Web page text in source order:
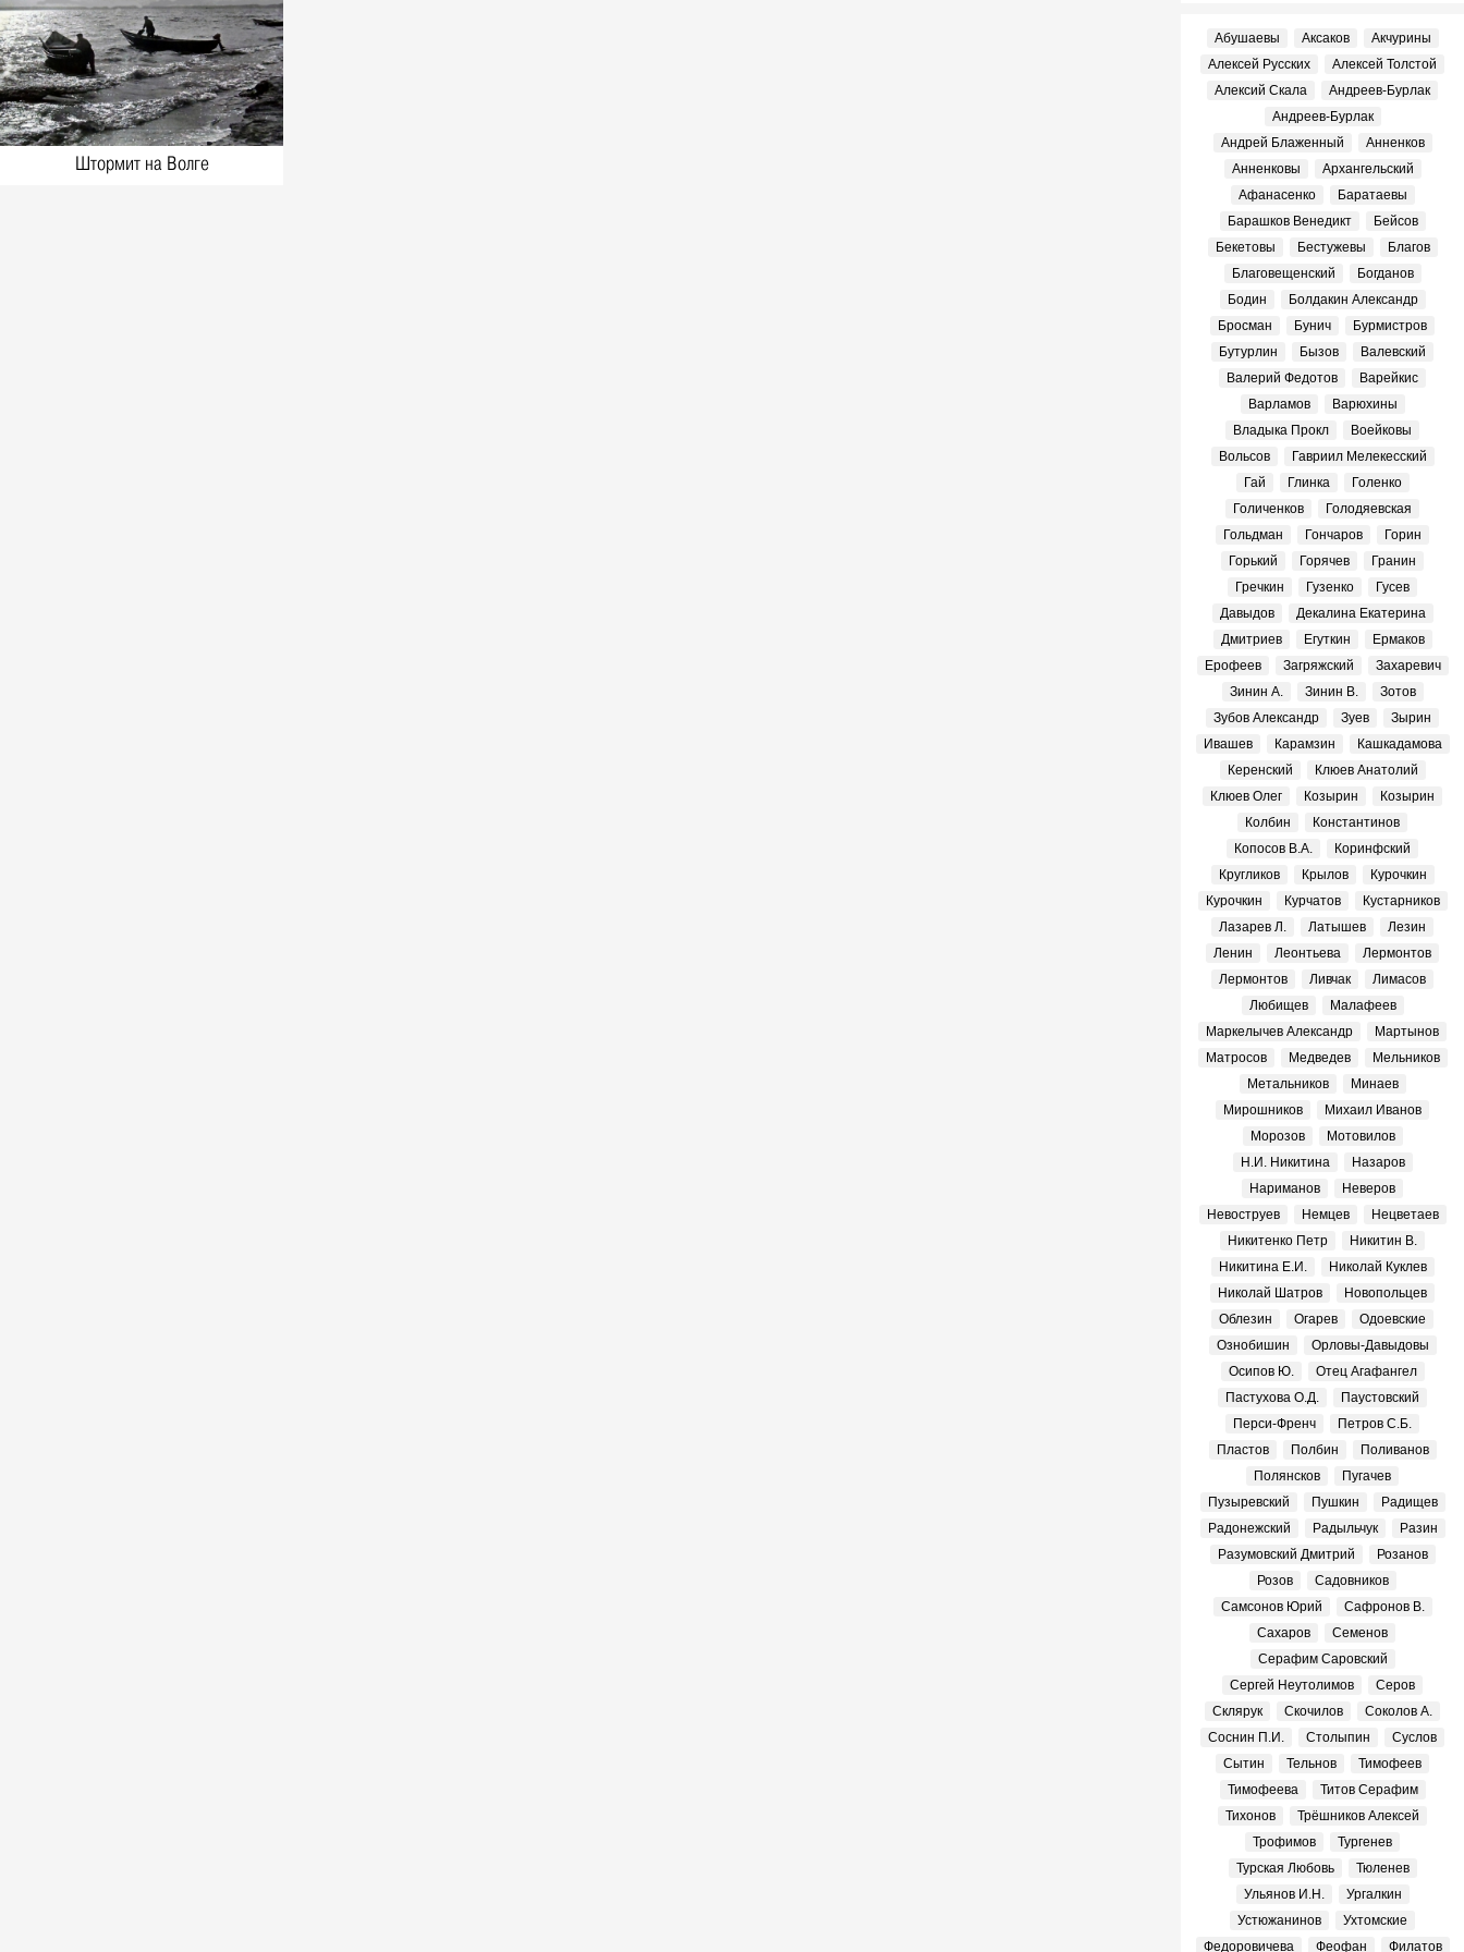
Фото, 8 Августа 1968
Каркас Ленинского мемориала,
конец 1960-х гг.
Фото, 8 Августа 1968
Ленинский мемориал и гостиница
"Венец", 1970-е
Штормит на Волге
Абушаевы Аксаков
Акчурины
Алексей Русских
Алексей Толстой
Алексий Скала
Андреев-Бурлак
Андреев-Бурлак
Андрей Блаженный
Анненков
Анненковы
Архангельский
Афанасенко
Баратаевы
Барашков Венедикт
Бейсов
Бекетовы
Бестужевы
Благов
Благовещенский
Богданов
Бодин
Болдакин Александр
Бросман
Бунич
Бурмистров
Бутурлин
Бызов
Валевский
Валерий Федотов
Варейкис
Варламов
Варюхины
Владыка Прокл
Воейковы
Вольсов
Гавриил Мелекесский
Гай
Глинка
Голенко
Голиченков
Голодяевская
Гольдман
Гончаров
Горин
Горький
Горячев
Гранин
Гречкин
Гузенко
Гусев
Давыдов
Декалина Екатерина
Дмитриев
Егуткин
Ермаков
Ерофеев
Загряжский
Захаревич
Зинин А.
Зинин В.
Зотов
Зубов Александр
Зуев
Зырин
Ивашев
Карамзин
Кашкадамова
Керенский
Клюев Анатолий
Клюев Олег
Козырин
Козырин
Колбин
Константинов
Копосов В.А.
Коринфский
Кругликов
Крылов
Курочкин
Курочкин
Курчатов
Кустарников
Лазарев Л.
Латышев
Лезин
Ленин
Леонтьева
Лермонтов
Лермонтов
Ливчак
Лимасов
Любищев
Малафеев
Маркелычев Александр
Мартынов
Матросов
Медведев
Мельников
Метальников
Минаев
Мирошников
Михаил Иванов
Морозов
Мотовилов
Н.И. Никитина
Назаров
Нариманов
Неверов
Невоструев
Немцев
Нецветаев
Никитенко Петр
Никитин В.
Никитина Е.И.
Николай Куклев
Николай Шатров
Новопольцев
Облезин
Огарев
Одоевские
Ознобишин
Орловы-Давыдовы
Осипов Ю.
Отец Агафангел
Пастухова О.Д.
Паустовский
Перси-Френч
Петров С.Б.
Пластов
Полбин
Поливанов
Полянсков
Пугачев
Пузыревский
Пушкин
Радищев
Радонежский
Радыльчук
Разин
Разумовский Дмитрий
Розанов
Розов
Садовников
Самсонов Юрий
Сафронов В.
Сахаров
Семенов
Серафим Саровский
Сергей Неутолимов
Серов
Склярук
Скочилов
Соколов А.
Соснин П.И.
Столыпин
Суслов
Сытин
Тельнов
Тимофеев
Тимофеева
Титов Серафим
Тихонов
Трёшников Алексей
Трофимов
Тургенев
Турская Любовь
Тюленев
Ульянов И.Н.
Ургалкин
Устюжанинов
Ухтомские
Федоровичева
Феофан Филатов